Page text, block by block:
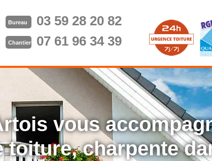
Bureau 03 59 28 20 82
Chantier 07 61 96 34 39
vous
charpente